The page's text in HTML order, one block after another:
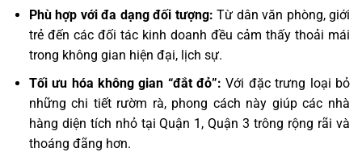
Phù hợp với đa dạng đối tượng: Từ dân văn phòng, giới
trẻ đến các đối tác kinh doanh đều cảm thấy thoải mái
trong không gian hiện đại, lịch sự.
Tối ưu hóa không gian “đắt đỏ”: Với đặc trưng loại bỏ
những chi tiết rườm rà, phong cách này giúp các nhà
hàng diện tích nhỏ tại Quận 1, Quận 3 trông rộng rãi và
thoáng đãng hơn.